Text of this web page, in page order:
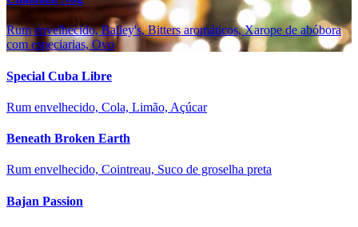
Rum envelhecido, Bailey's, Bitters aromáticos, Xarope de abóbora
com especiarias, Ovo
Special Cuba Libre
Rum envelhecido, Cola, Limão, Açúcar
Beneath Broken Earth
Rum envelhecido, Cointreau, Suco de groselha preta
Bajan Passion